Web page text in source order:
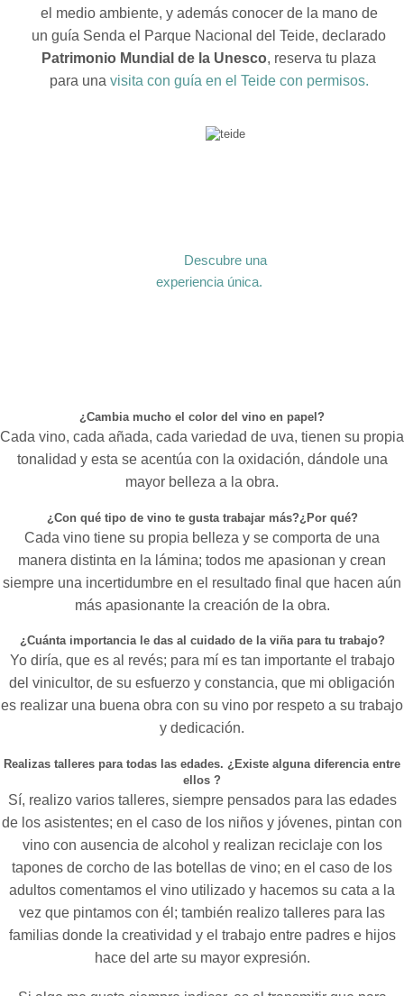
el medio ambiente, y además conocer de la mano de
un guía Senda el Parque Nacional del Teide, declarado
Patrimonio Mundial de la Unesco, reserva tu plaza
para una visita con guía en el Teide con permisos.
Descubre una
experiencia única.
¿Cambia mucho el color del vino en papel?
Cada vino, cada añada, cada variedad de uva, tienen su propia
tonalidad y esta se acentúa con la oxidación, dándole una
mayor belleza a la obra.
¿Con qué tipo de vino te gusta trabajar más?¿Por qué?
Cada vino tiene su propia belleza y se comporta de una
manera distinta en la lámina; todos me apasionan y crean
siempre una incertidumbre en el resultado final que hacen aún
más apasionante la creación de la obra.
¿Cuánta importancia le das al cuidado de la viña para tu trabajo?
Yo diría, que es al revés; para mí es tan importante el trabajo
del vinicultor, de su esfuerzo y constancia, que mi obligación
es realizar una buena obra con su vino por respeto a su trabajo
y dedicación.
Realizas talleres para todas las edades. ¿Existe alguna diferencia entre
ellos ?
Sí, realizo varios talleres, siempre pensados para las edades
de los asistentes; en el caso de los niños y jóvenes, pintan con
vino con ausencia de alcohol y realizan reciclaje con los
tapones de corcho de las botellas de vino; en el caso de los
adultos comentamos el vino utilizado y hacemos su cata a la
vez que pintamos con él; también realizo talleres para las
familias donde la creatividad y el trabajo entre padres e hijos
hace del arte su mayor expresión.